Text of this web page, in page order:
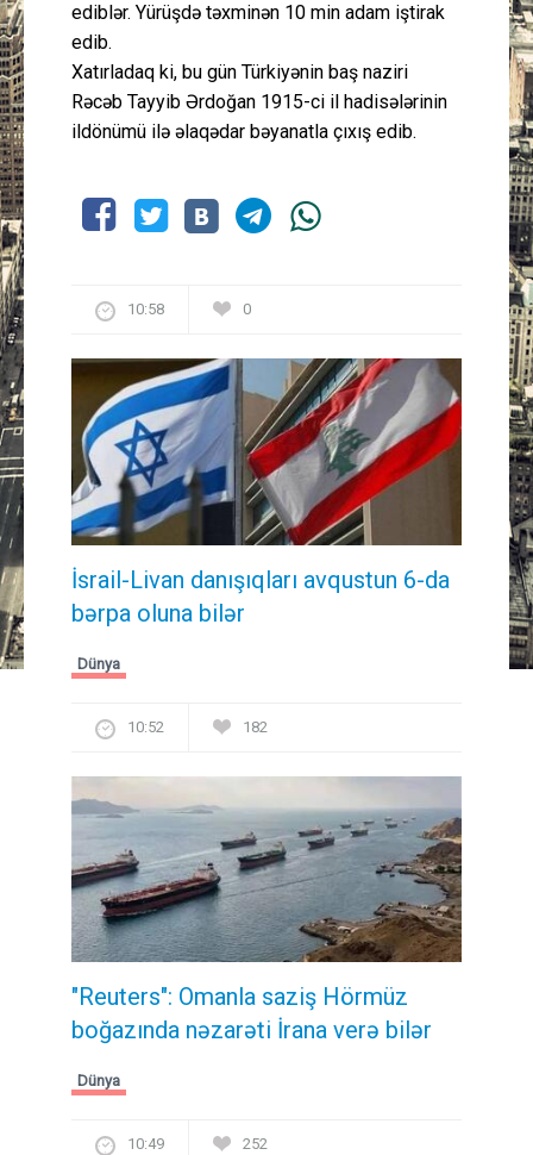
ediblər. Yürüşdə təxminən 10 min adam iştirak
edib.
Xatırladaq ki, bu gün Türkiyənin baş naziri
Rəcəb Tayyib Ərdoğan 1915-ci il hadisələrinin
ildönümü ilə əlaqədar bəyanatla çıxış edib.
10:58 0
İsrail-Livan danışıqları avqustun 6-da
bərpa oluna bilər
Dünya
10:52 182
"Reuters": Omanla saziş Hörmüz
boğazında nəzarəti İrana verə bilər
Dünya
10:49 252